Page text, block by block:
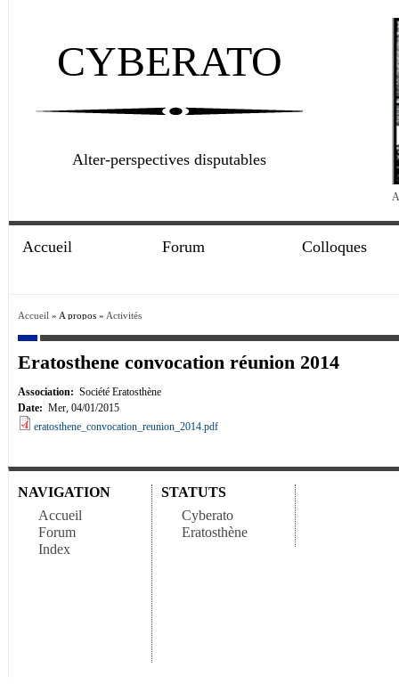
CYBERATO
Alter-perspectives disputables
Accueil Forum Colloques
Accueil » A propos » Activités
Eratosthene convocation réunion 2014
Association: Société Eratosthène
Date: Mer, 04/01/2015
eratosthene_convocation_reunion_2014.pdf
NAVIGATION
Accueil
Forum
Index
STATUTS
Cyberato
Eratosthène